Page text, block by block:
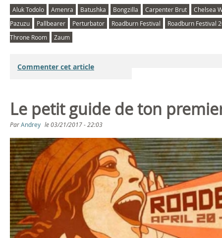
Aluk Todolo Amenra Batushka Bongzilla Carpenter Brut
Chelsea
Pazuzu
Pallbearer Perturbator Roadburn Festival
Roadburn Festival
Throne Room
Zaum
Commenter cet article
Le petit guide de ton
ParAndrey le03/21/2017 - 22:03